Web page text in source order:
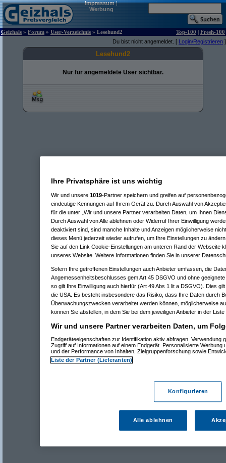
Impressum|
Werbung
Geizhals » Forum » User-Verzeichnis » Lesehund2 Top-100 | Fresh-100
Du bist nicht angemeldet. [ Login/Registrieren ]
Lesehund2
Nur für angemeldete User sichtbar.
Ihre Privatsphäre ist uns wichtig
Wir und unsere 1019-Partner speichern und greifen auf
eindeutige Kennungen auf Ihrem Gerät zu. Durch Auswahl von
für die unter „Wir und unsere Partner verarbeiten Daten, um Ihnen
Durch Auswahl von Alle ablehnen oder Widerruf Ihrer Einwilligung
deaktiviert sind, sind manche Inhalte und Anzeigen möglicherweise
dieses Menü jederzeit wieder aufrufen, um Ihre Einstellungen zu
Sie auf den Link Cookie-Einstellungen am unteren Rand der Webseite
unseres Website. Weitere Informationen finden Sie in unserer
Sofern Ihre getroffenen Einstellungen auch Anbieter umfassen, die
Angemessenheitsbeschlusses gem Art 45 DSGVO und ohne
so gilt Ihre Einwilligung auch hierfür (Art 49 Abs 1 lit a DSGVO). Dies
die USA. Es besteht insbesondere das Risiko, dass Ihre Daten durch
Überwachungszwecken verarbeitet werden können, möglicherweise
können Sie abstellen, in dem Sie bei dem jeweiligen Anbieter in der
Wir und unsere Partner verarbeiten Daten, um
Endgeräteeigenschaften zur Identifikation aktiv abfragen. Verwendung
Zugriff auf Informationen auf einem Endgerät. Personalisierte Werbung
und der Performance von Inhalten, Zielgruppenforschung sowie
Liste der Partner (Lieferanten)
Konfigurieren
Alle ablehnen